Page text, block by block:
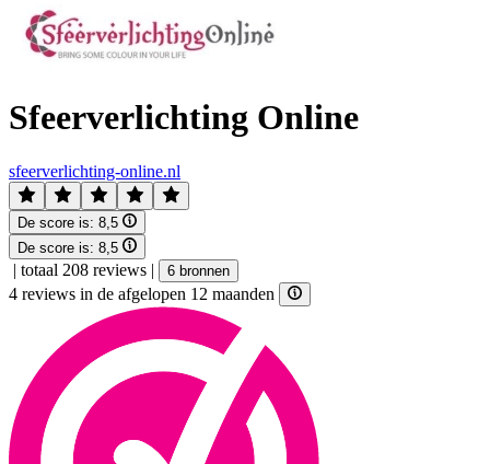
Sfeerverlichting Online
sfeerverlichting-online.nl
De score is: 8,5
De score is: 8,5
| totaal 208 reviews | 6 bronnen
4 reviews in de afgelopen 12 maanden